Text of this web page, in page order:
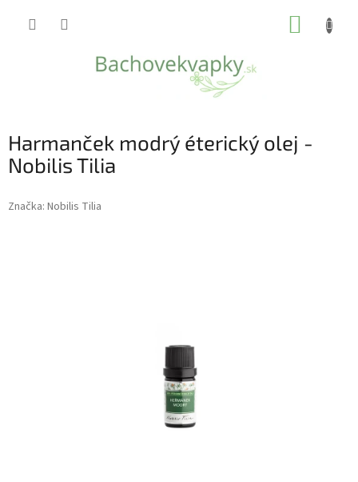
Harmanček modrý éterický olej -
Nobilis Tilia
Značka: Nobilis Tilia